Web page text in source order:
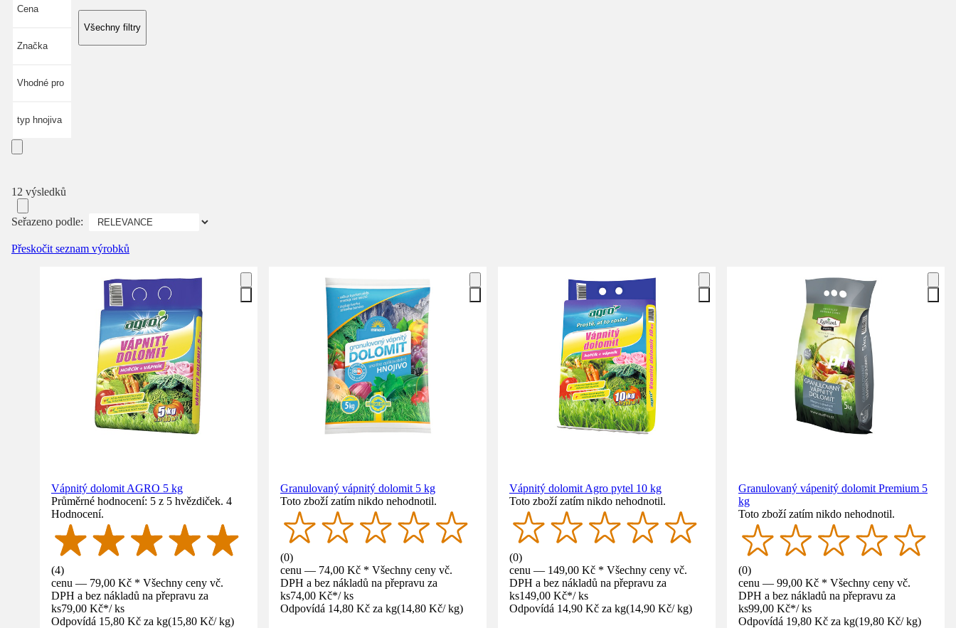
Cena
Značka
Vhodné pro
typ hnojiva
Všechny filtry
12 výsledků
Seřazeno podle:
Přeskočit seznam výrobků
Vápnitý dolomit AGRO 5 kg
Průměrné hodnocení: 5 z 5 hvězdiček. 4
Hodnocení.
(4)
cenu — 79,00 Kč * Všechny ceny vč.
DPH a bez nákladů na přepravu za
ks79,00 Kč*/ ks
Odpovídá 15,80 Kč za kg(15,80 Kč/ kg)
Granulovaný vápnitý dolomit 5 kg
Toto zboží zatím nikdo nehodnotil.
(0)
cenu — 74,00 Kč * Všechny ceny vč.
DPH a bez nákladů na přepravu za
ks74,00 Kč*/ ks
Odpovídá 14,80 Kč za kg(14,80 Kč/ kg)
Vápnitý dolomit Agro pytel 10 kg
Toto zboží zatím nikdo nehodnotil.
(0)
cenu — 149,00 Kč * Všechny ceny vč.
DPH a bez nákladů na přepravu za
ks149,00 Kč*/ ks
Odpovídá 14,90 Kč za kg(14,90 Kč/ kg)
Granulovaný vápenitý dolomit Premium 5
kg
Toto zboží zatím nikdo nehodnotil.
(0)
cenu — 99,00 Kč * Všechny ceny vč.
DPH a bez nákladů na přepravu za
ks99,00 Kč*/ ks
Odpovídá 19,80 Kč za kg(19,80 Kč/ kg)